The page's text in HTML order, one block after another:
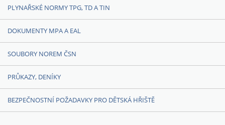
PLYNAŘSKÉ NORMY TPG, TD A TIN
DOKUMENTY MPA A EAL
SOUBORY NOREM ČSN
PRŮKAZY, DENÍKY
BEZPEČNOSTNÍ POŽADAVKY PRO DĚTSKÁ HŘIŠTĚ